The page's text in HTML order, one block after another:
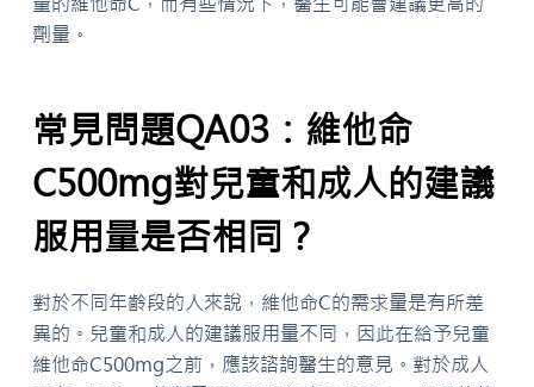
劑量。
常見問題QA03：維他命
C500mg對兒童和成人的建議
服用量是否相同？
對於不同年齡段的人來說，維他命C的需求量是有所差
異的。兒童和成人的建議服用量不同，因此在給予兒童
維他命C500mg之前，應該諮詢醫生的意見。對於成人